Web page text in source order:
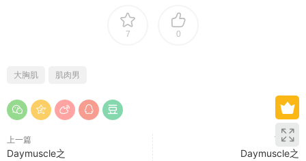
7 0
大胸肌 肌肉男
上一篇
Daymuscle之
下一篇
Daymuscle之